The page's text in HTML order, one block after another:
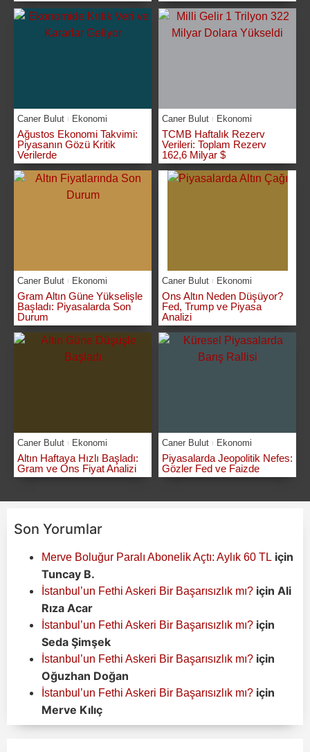
Caner Bulut Ekonomi
Ağustos Ekonomi Takvimi:
Piyasanın Gözü Kritik
Verilerde
Caner Bulut Ekonomi
TCMB Haftalık Rezerv
Verileri: Toplam Rezerv
162,6 Milyar $
Caner Bulut Ekonomi
Gram Altın Güne Yükselişle
Başladı: Piyasalarda Son
Durum
Caner Bulut Ekonomi
Ons Altın Neden Düşüyor?
Fed, Trump ve Piyasa
Analizi
Caner Bulut Ekonomi
Altın Haftaya Hızlı Başladı:
Gram ve Ons Fiyat Analizi
Caner Bulut Ekonomi
Piyasalarda Jeopolitik Nefes:
Gözler Fed ve Faizde
Son Yorumlar
Merve Boluğur Paralı Abonelik Açtı: Aylık 60 TL için
Tuncay B.
İstanbul’un Fethi Askeri Bir Başarısızlık mı? için Ali
Rıza Acar
İstanbul’un Fethi Askeri Bir Başarısızlık mı? için
Seda Şimşek
İstanbul’un Fethi Askeri Bir Başarısızlık mı? için
Oğuzhan Doğan
İstanbul’un Fethi Askeri Bir Başarısızlık mı? için
Merve Kılıç